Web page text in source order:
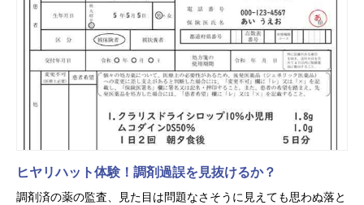
ヒヤリハット体験！調剤過誤を見抜けるか？
調剤済の薬の監査、見た目は問題なさそうに見えても思わぬ落と